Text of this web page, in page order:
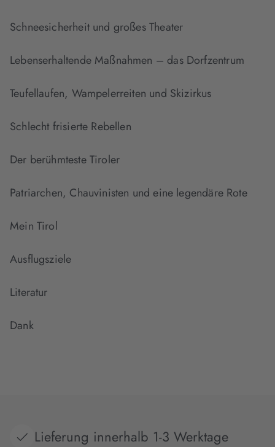
Schneesicherheit und großes Theater
Lebenserhaltende Maßnahmen – das Dorfzentrum
Teufellaufen, Wampelerreiten und Skizirkus
Schlecht frisierte Rebellen
Der berühmteste Tiroler
Patriarchen, Chauvinisten und eine legendäre Rote
Mein Tirol
Ausflugsziele
Literatur
Dank
Lieferung innerhalb 1-3 Werktage